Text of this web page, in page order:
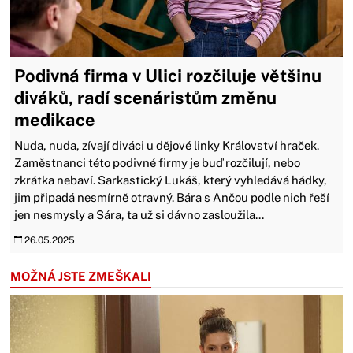
Podivná firma v Ulici rozčiluje většinu
diváků, radí scenáristům změnu
medikace
Nuda, nuda, zívají diváci u dějové linky Království hraček.
Zaměstnanci této podivné firmy je buď rozčilují, nebo
zkrátka nebaví. Sarkastický Lukáš, který vyhledává hádky,
jim připadá nesmírně otravný. Bára s Ančou podle nich řeší
jen nesmysly a Sára, ta už si dávno zasloužila...
26.05.2025
MOŽNÁ JSTE ZMEŠKALI